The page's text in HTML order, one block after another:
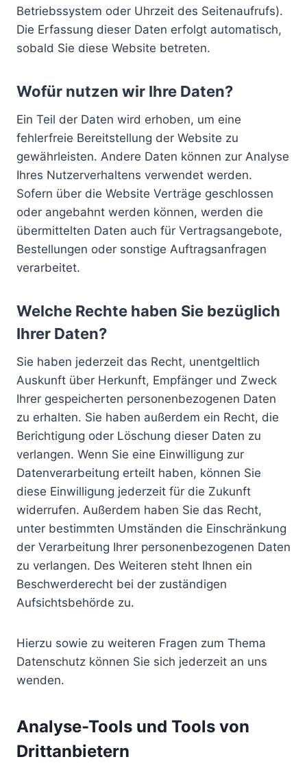
Betriebssystem oder Uhrzeit des Seitenaufrufs).
Die Erfassung dieser Daten erfolgt automatisch,
sobald Sie diese Website betreten.
Wofür nutzen wir Ihre Daten?
Ein Teil der Daten wird erhoben, um eine
fehlerfreie Bereitstellung der Website zu
gewährleisten. Andere Daten können zur Analyse
Ihres Nutzerverhaltens verwendet werden.
Sofern über die Website Verträge geschlossen
oder angebahnt werden können, werden die
übermittelten Daten auch für Vertragsangebote,
Bestellungen oder sonstige Auftragsanfragen
verarbeitet.
Welche Rechte haben Sie bezüglich
Ihrer Daten?
Sie haben jederzeit das Recht, unentgeltlich
Auskunft über Herkunft, Empfänger und Zweck
Ihrer gespeicherten personenbezogenen Daten
zu erhalten. Sie haben außerdem ein Recht, die
Berichtigung oder Löschung dieser Daten zu
verlangen. Wenn Sie eine Einwilligung zur
Datenverarbeitung erteilt haben, können Sie
diese Einwilligung jederzeit für die Zukunft
widerrufen. Außerdem haben Sie das Recht,
unter bestimmten Umständen die Einschränkung
der Verarbeitung Ihrer personenbezogenen Daten
zu verlangen. Des Weiteren steht Ihnen ein
Beschwerderecht bei der zuständigen
Aufsichtsbehörde zu.
Hierzu sowie zu weiteren Fragen zum Thema
Datenschutz können Sie sich jederzeit an uns
wenden.
Analyse-Tools und Tools von
Dritt­anbietern